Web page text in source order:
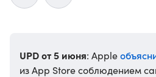
UPD от 5 июня: Apple
из App Store соблюдением